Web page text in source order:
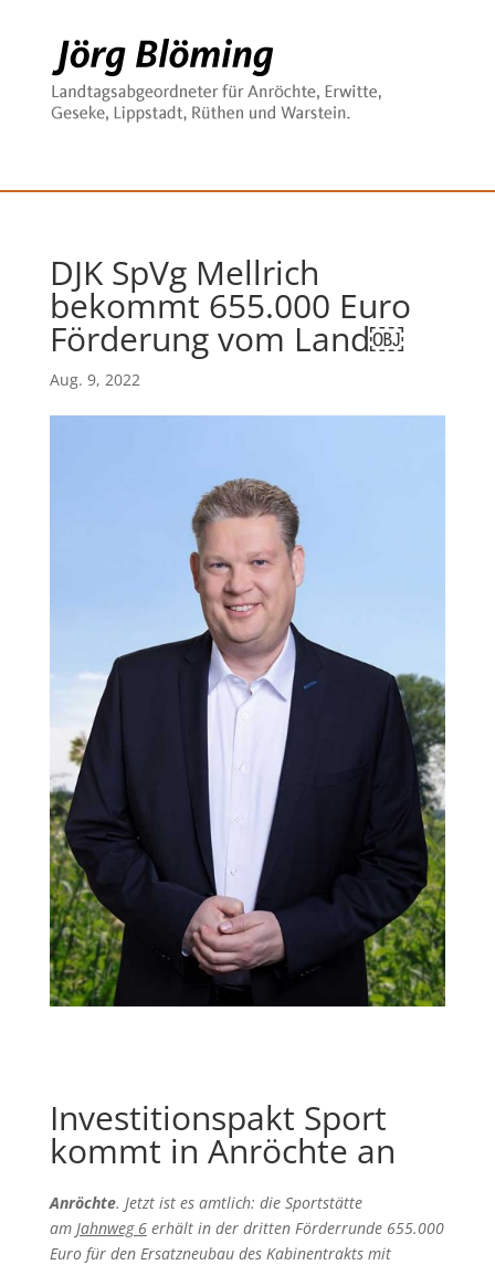
DJK SpVg Mellrich
bekommt 655.000 Euro
Förderung vom Land￼
Aug. 9, 2022
Investitionspakt Sport
kommt in Anröchte an
Anröchte. Jetzt ist es amtlich: die Sportstätte
am Jahnweg 6erhält in der dritten Förderrunde 655.000
Euro für den Ersatzneubau des Kabinentrakts mit